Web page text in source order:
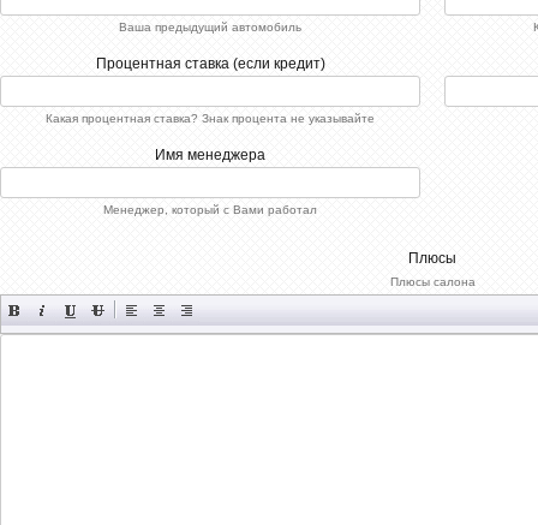
Ваша предыдущий автомобиль
Процентная ставка (если кредит)
Какая процентная ставка? Знак процента не указывайте
Имя менеджера
Менеджер, который с Вами работал
Плюсы
Плюсы салона